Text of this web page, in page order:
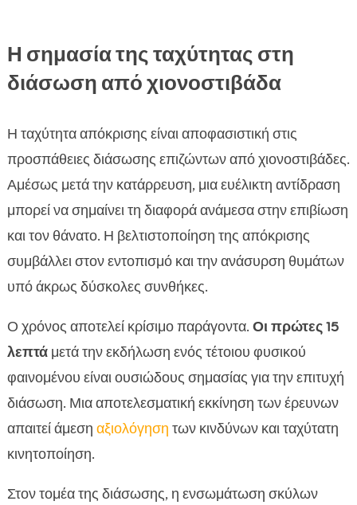
Η σημασία της ταχύτητας στη
διάσωση από χιονοστιβάδα
Η ταχύτητα απόκρισης είναι αποφασιστική στις
προσπάθειες διάσωσης επιζώντων από χιονοστιβάδες.
Αμέσως μετά την κατάρρευση, μια ευέλικτη αντίδραση
μπορεί να σημαίνει τη διαφορά ανάμεσα στην επιβίωση
και τον θάνατο. Η βελτιστοποίηση της απόκρισης
συμβάλλει στον εντοπισμό και την ανάσυρση θυμάτων
υπό άκρως δύσκολες συνθήκες.
Ο χρόνος αποτελεί κρίσιμο παράγοντα. Οι πρώτες 15
λεπτάμετά την εκδήλωση ενός τέτοιου φυσικού
φαινομένου είναι ουσιώδους σημασίας για την επιτυχή
διάσωση. Μια αποτελεσματική εκκίνηση των έρευνων
απαιτεί άμεση αξιολόγηση των κινδύνων και ταχύτατη
κινητοποίηση.
Στον τομέα της διάσωσης, η ενσωμάτωση σκύλων